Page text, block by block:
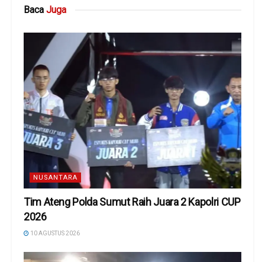
Baca Juga
NUSANTARA
Tim Ateng Polda Sumut Raih Juara 2 Kapolri CUP
2026
10 AGUSTUS 2026